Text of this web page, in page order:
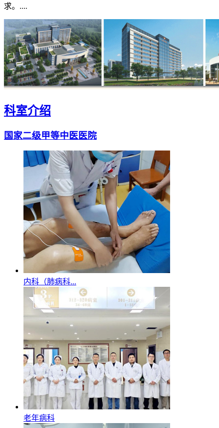
求。....
科室介绍
国家二级甲等中医医院
内科（肺病科...
老年病科